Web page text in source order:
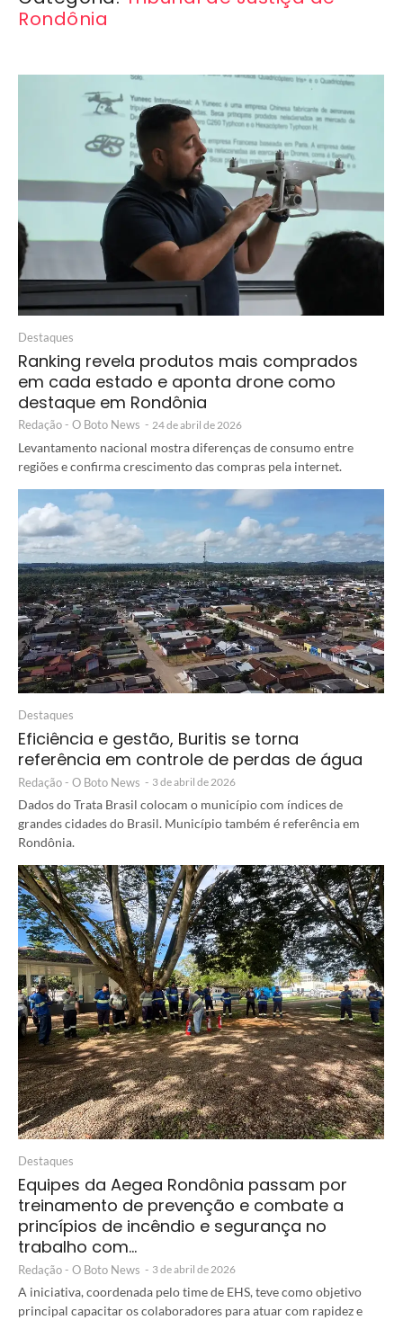
Rondônia
Destaques
Ranking revela produtos mais comprados
em cada estado e aponta drone como
destaque em Rondônia
Redação - O Boto News - 24 de abril de 2026
Levantamento nacional mostra diferenças de consumo entre
regiões e confirma crescimento das compras pela internet.
Destaques
Eficiência e gestão, Buritis se torna
referência em controle de perdas de água
Redação - O Boto News - 3 de abril de 2026
Dados do Trata Brasil colocam o município com índices de
grandes cidades do Brasil. Município também é referência em
Rondônia.
Destaques
Equipes da Aegea Rondônia passam por
treinamento de prevenção e combate a
princípios de incêndio e segurança no
trabalho com…
Redação - O Boto News - 3 de abril de 2026
A iniciativa, coordenada pelo time de EHS, teve como objetivo
principal capacitar os colaboradores para atuar com rapidez e